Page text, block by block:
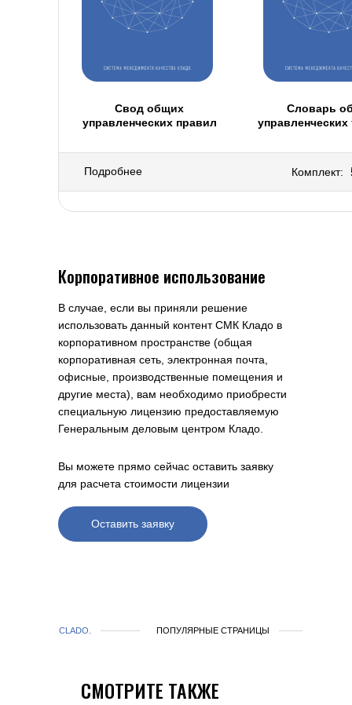
Свод общих
управленческих правил
Словарь
Комплект:
Подробнее
В случае, если вы приняли решение
использовать данный контент СМК Кладо в
корпоративном пространстве (общая
корпоративная сеть, электронная почта,
офисные, производственные помещения и
другие места), вам необходимо приобрести
специальную лицензию предоставляемую
Генеральным деловым центром Кладо.
Корпоративное использование
Оставить заявку
Вы можете прямо сейчас оставить заявку
для расчета стоимости лицензии
ПОПУЛЯРНЫЕ СТРАНИЦЫ
CLADO.
СМОТРИТЕ ТАКЖЕ